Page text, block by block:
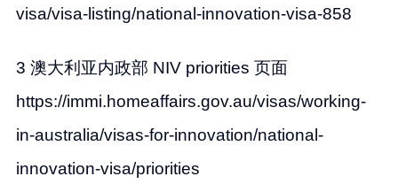
visa/visa-listing/national-innovation-visa-858
3 澳大利亚内政部 NIV priorities 页面
https://immi.homeaffairs.gov.au/visas/working-
in-australia/visas-for-innovation/national-
innovation-visa/priorities